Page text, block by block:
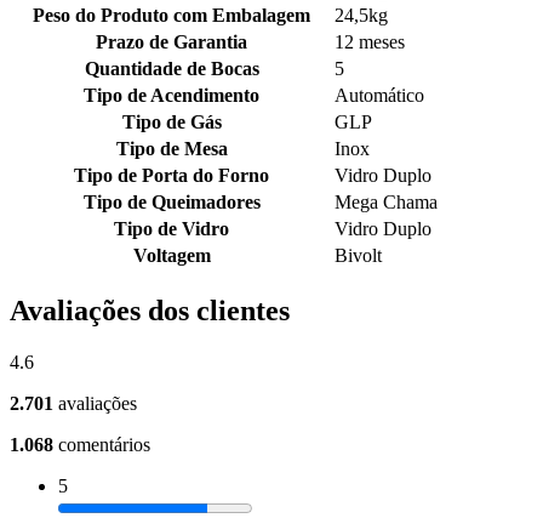
Peso do Produto com Embalagem
24,5kg
Prazo de Garantia
12 meses
Quantidade de Bocas
5
Tipo de Acendimento
Automático
Tipo de Gás
GLP
Tipo de Mesa
Inox
Tipo de Porta do Forno
Vidro Duplo
Tipo de Queimadores
Mega Chama
Tipo de Vidro
Vidro Duplo
Voltagem
Bivolt
Avaliações dos clientes
4.6
2.701 avaliações
1.068 comentários
5